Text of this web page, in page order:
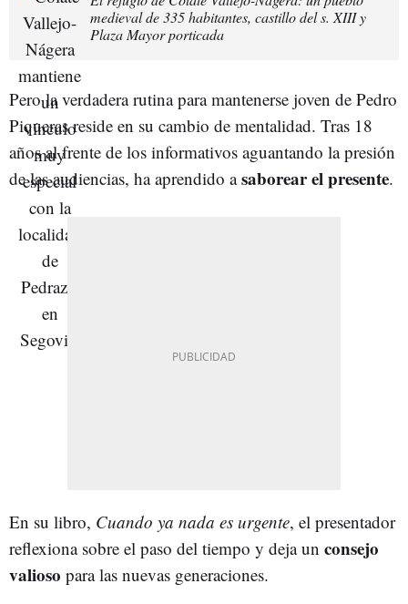
medieval de 335 habitantes, castillo del s. XIII y
Plaza Mayor porticada
Pero la verdadera rutina para mantenerse joven de Pedro
Piqueras reside en su cambio de mentalidad. Tras 18
años al frente de los informativos aguantando la presión
de las audiencias, ha aprendido asaborear el presente.
En su libro, Cuando ya nada es urgente, el presentador
reflexiona sobre el paso del tiempo y deja un consejo
valioso para las nuevas generaciones.